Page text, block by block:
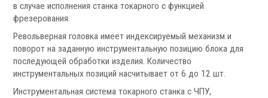
в случае исполнения станка токарного с функцией
фрезерования.
Револьверная головка имеет индексируемый механизм и
поворот на заданную инструментальную позицию блока для
последующей обработки изделия. Количество
инструментальных позиций насчитывает от 6 до 12 шт.
Инструментальная система токарного станка с ЧПУ,